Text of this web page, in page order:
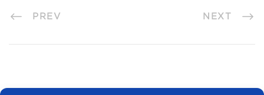
PREV NEXT